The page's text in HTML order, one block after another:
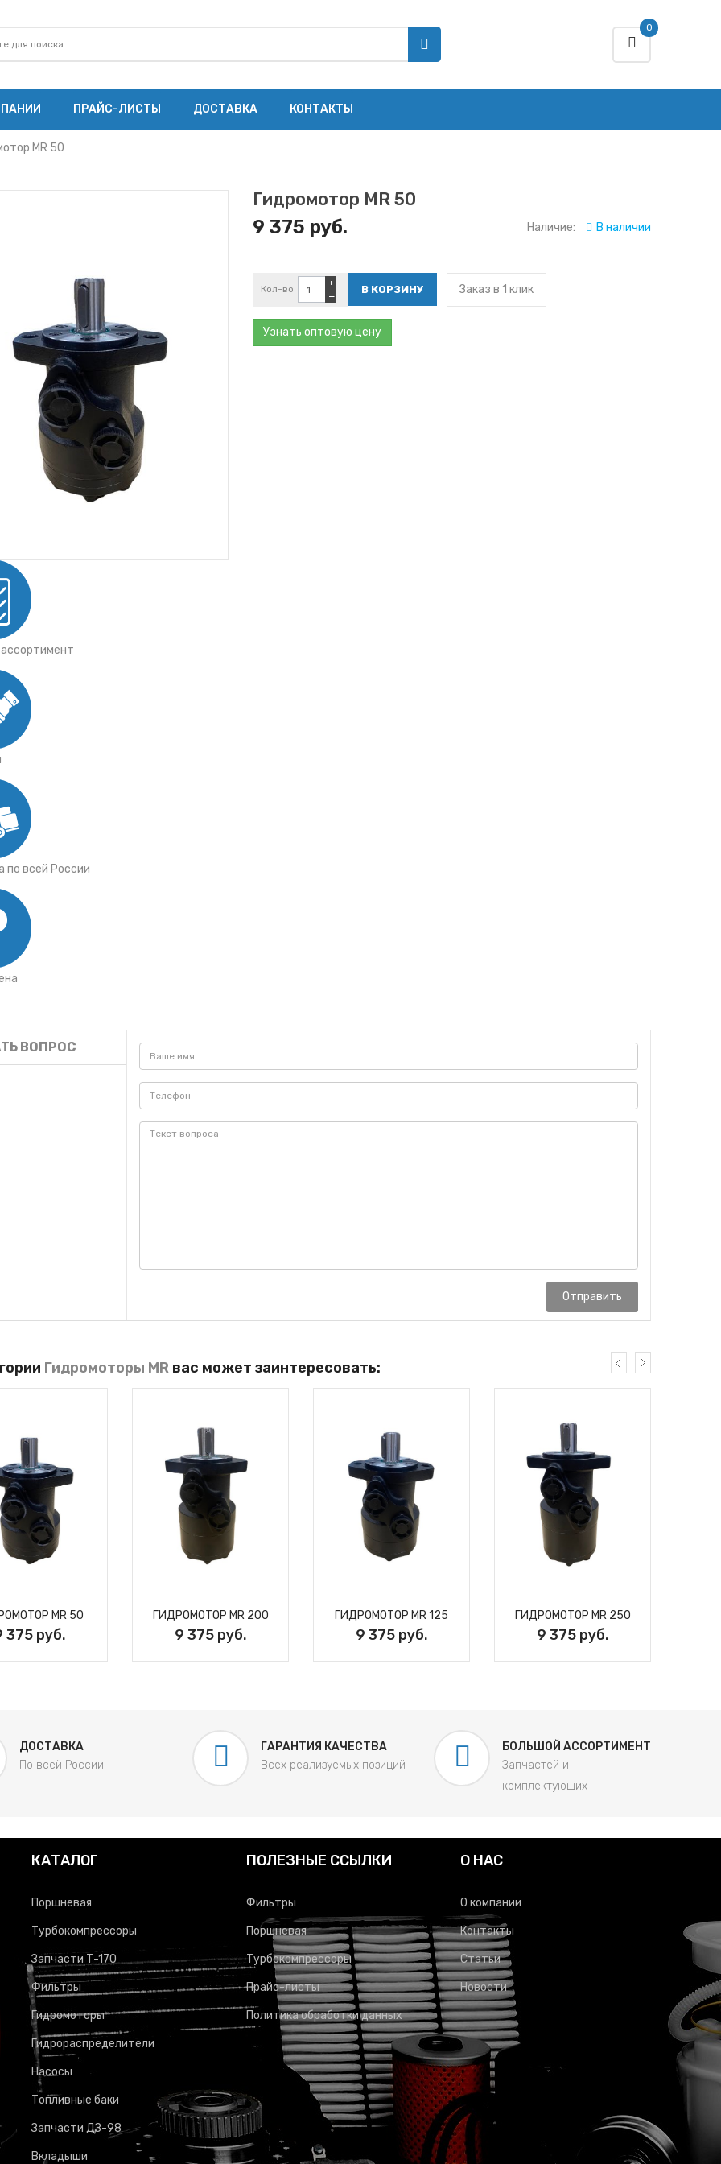
0
ПРАЙС-ЛИСТЫ ДОСТАВКА КОНТАКТЫ
MR 50
Гидромотор MR 50
9 375 руб. Наличие: В наличии
Кол-во
−
+ Заказ в 1 клик
Узнать оптовую цену
по всей России
ВОПРОС
Отправить
Гидромоторы MR вас может заинтересовать:
MR 50
375 руб.
ГИДРОМОТОР MR 200
9 375 руб.
ГИДРОМОТОР MR 125
9 375 руб.
ГИДРОМОТОР MR 250
9 375 руб.
ДОСТАВКА
По всей России
ГАРАНТИЯ КАЧЕСТВА
Всех реализуемых позиций
БОЛЬШОЙ АССОРТИМЕНТ
Запчастей и
комплектующих
КАТАЛОГ
Поршневая
Турбокомпрессоры
Запчасти Т-170
Фильтры
Гидромоторы
Гидрораспределители
Насосы
Топливные баки
Запчасти ДЗ-98
Вкладыши
ПОЛЕЗНЫЕ ССЫЛКИ
Фильтры
Поршневая
Турбокомпрессоры
Прайс-листы
Политика обработки данных
О НАС
О компании
Контакты
Статьи
Новости